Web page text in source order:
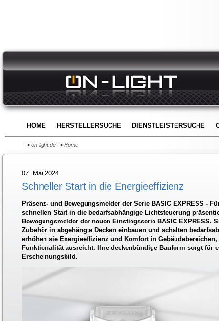
HOME HERSTELLERSUCHE DIENSTLEISTERSUCHE
> on-light.de > Home
07. Mai 2024
Schneller Start in die Energieeffizienz
Präsenz- und Bewegungsmelder der Serie BASIC EXPRESS -
schnellen Start in die bedarfsabhängige Lichtsteuerung
Bewegungsmelder der neuen Einstiegsserie BASIC EXPRESS.
Zubehör in abgehängte Decken einbauen und schalten
erhöhen sie Energieeffizienz und Komfort in
Funktionalität ausreicht. Ihre deckenbündige Bauform sorgt für
Erscheinungsbild.